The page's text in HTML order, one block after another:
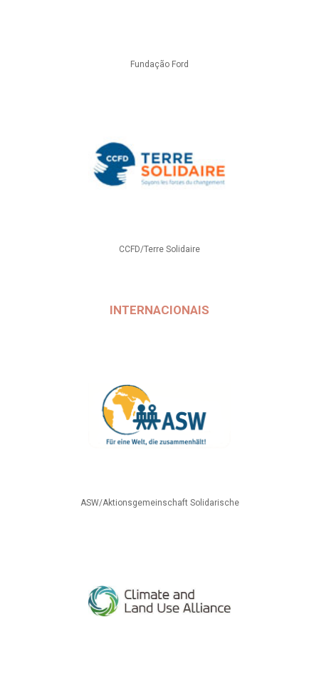
Fundação Ford
CCFD/Terre Solidaire
INTERNACIONAIS
ASW/Aktionsgemeinschaft Solidarische